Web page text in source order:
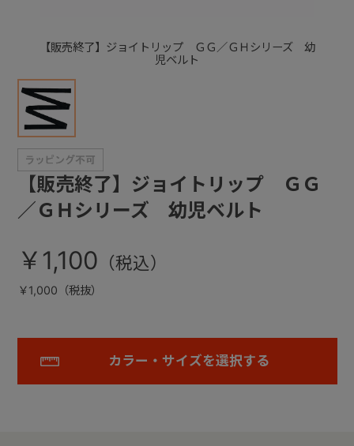
【販売終了】ジョイトリップ ＧＧ／ＧＨシリーズ 幼
児ベルト
【販売終了】ジョイトリップ ＧＧ
／ＧＨシリーズ 幼児ベルト
￥1,100
￥1,000（税抜）
カラー・サイズを選択する